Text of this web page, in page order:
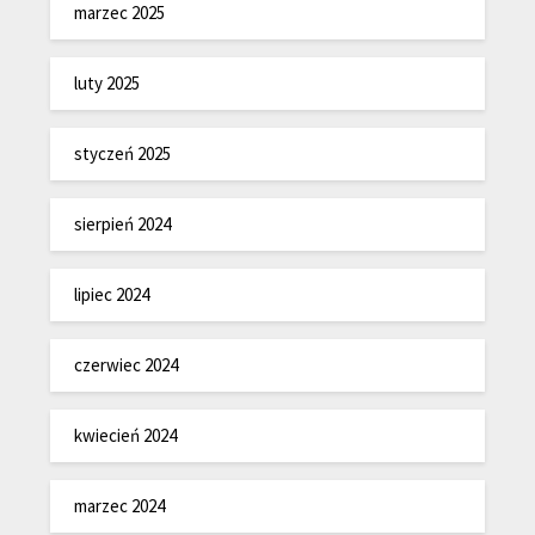
marzec 2025
luty 2025
styczeń 2025
sierpień 2024
lipiec 2024
czerwiec 2024
kwiecień 2024
marzec 2024